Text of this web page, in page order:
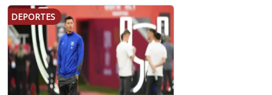
DEPORTES